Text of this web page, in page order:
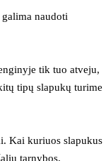
naudoti
tik tuo atveju,
tipų slapukų turime
Kai kuriuos slapukus
tarnybos.